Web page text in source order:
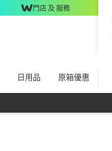
門店 及 服務
日用品 原箱優惠